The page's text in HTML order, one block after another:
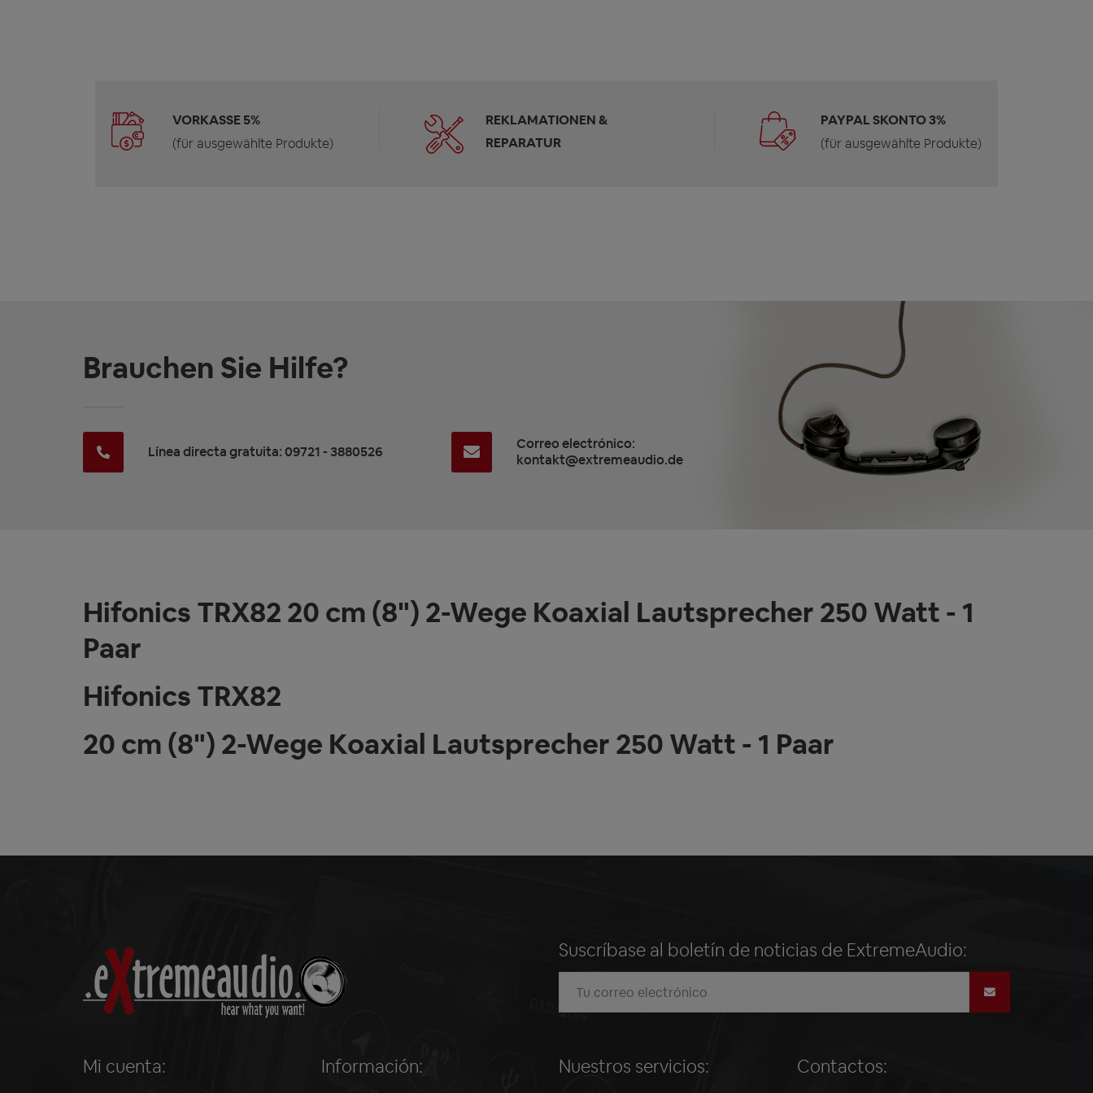
VORKASSE 5%
(für ausgewählte Produkte)
REKLAMATIONEN &
REPARATUR
PAYPAL SKONTO 3%
(für ausgewählte Produkte)
Brauchen Sie Hilfe?
Línea directa gratuita: 09721 - 3880526
Correo electrónico:
kontakt@extremeaudio.de
Hifonics TRX82 20 cm (8") 2-Wege Koaxial Lautsprecher 250 Watt - 1
Paar
Hifonics TRX82
20 cm (8") 2-Wege Koaxial Lautsprecher 250 Watt - 1 Paar
Suscríbase al boletín de noticias de ExtremeAudio:
Mi cuenta: Información: Nuestros servicios: Contactos: